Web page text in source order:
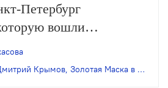
Петербург
вошли
жанров:
драматические
Крымов, Золотая Маска в Петербурге